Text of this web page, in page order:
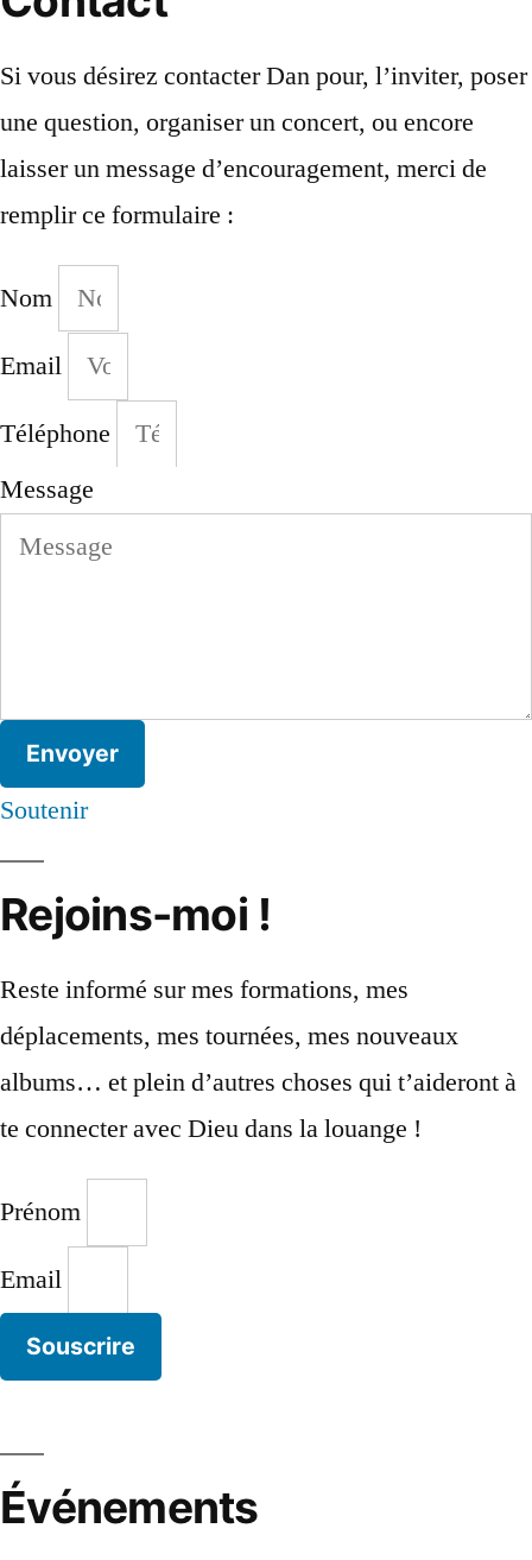
Si vous désirez contacter Dan pour, l’inviter, poser
une question, organiser un concert, ou encore
laisser un message d’encouragement, merci de
remplir ce formulaire :
Nom
Email
Téléphone
Message
Envoyer
Soutenir
Rejoins-moi !
Reste informé sur mes formations, mes
déplacements, mes tournées, mes nouveaux
albums… et plein d’autres choses qui t’aideront à
te connecter avec Dieu dans la louange !
Prénom
Email
Souscrire
Événements